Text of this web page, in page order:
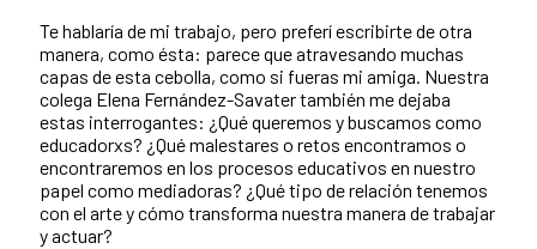
Te hablaría de mi trabajo, pero preferí escribirte de otra
manera, como ésta: parece que atravesando muchas
capas de esta cebolla, como si fueras mi amiga. Nuestra
colega Elena Fernández-Savater también me dejaba
estas interrogantes: ¿Qué queremos y buscamos como
educadorxs? ¿Qué malestares o retos encontramos o
encontraremos en los procesos educativos en nuestro
papel como mediadoras? ¿Qué tipo de relación tenemos
con el arte y cómo transforma nuestra manera de trabajar
y actuar?